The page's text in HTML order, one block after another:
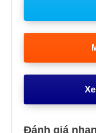
Đánh giá